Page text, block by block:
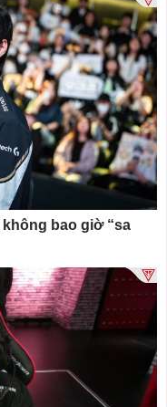
bao giờ “sa